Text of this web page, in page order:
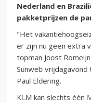
Nederland en
pakketprijzen de
"Het
er zijn nu geen extra
topman Joost
Sunweb
Paul Eldering.
KLM kan slechts één